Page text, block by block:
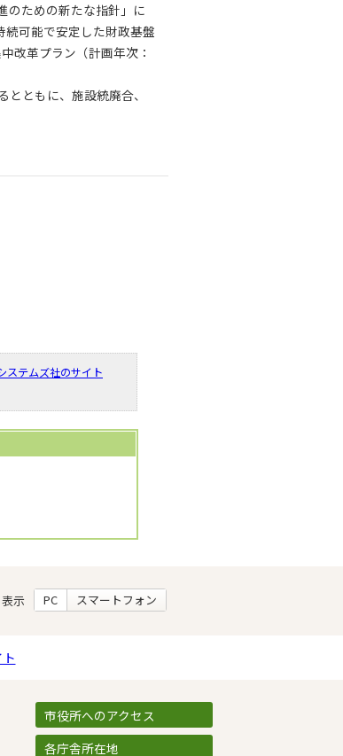
のための新たな指針」に
可能で安定した財政基盤
改革プラン（計画年次：
ともに、施設統廃合、
ステムズ社のサイト
表示 PC スマートフォン
市役所へのアクセス
各庁舎所在地